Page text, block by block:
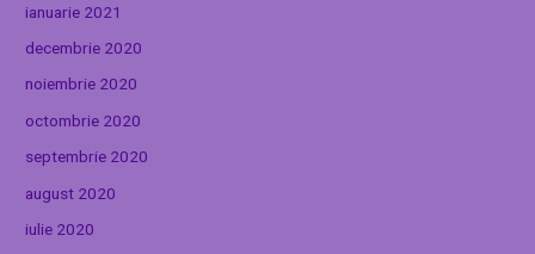
ianuarie 2021
decembrie 2020
noiembrie 2020
octombrie 2020
septembrie 2020
august 2020
iulie 2020